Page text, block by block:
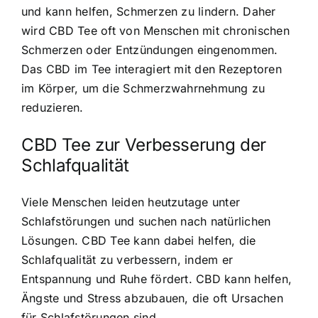
und kann helfen, Schmerzen zu lindern. Daher
wird CBD Tee oft von Menschen mit chronischen
Schmerzen oder Entzündungen eingenommen.
Das CBD im Tee interagiert mit den Rezeptoren
im Körper, um die Schmerzwahrnehmung zu
reduzieren.
CBD Tee zur Verbesserung der
Schlafqualität
Viele Menschen leiden heutzutage unter
Schlafstörungen und suchen nach natürlichen
Lösungen. CBD Tee kann dabei helfen, die
Schlafqualität zu verbessern, indem er
Entspannung und Ruhe fördert. CBD kann helfen,
Ängste und Stress abzubauen, die oft Ursachen